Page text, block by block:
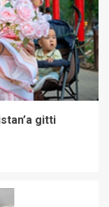
Başkan
veda ziyareti
gitti